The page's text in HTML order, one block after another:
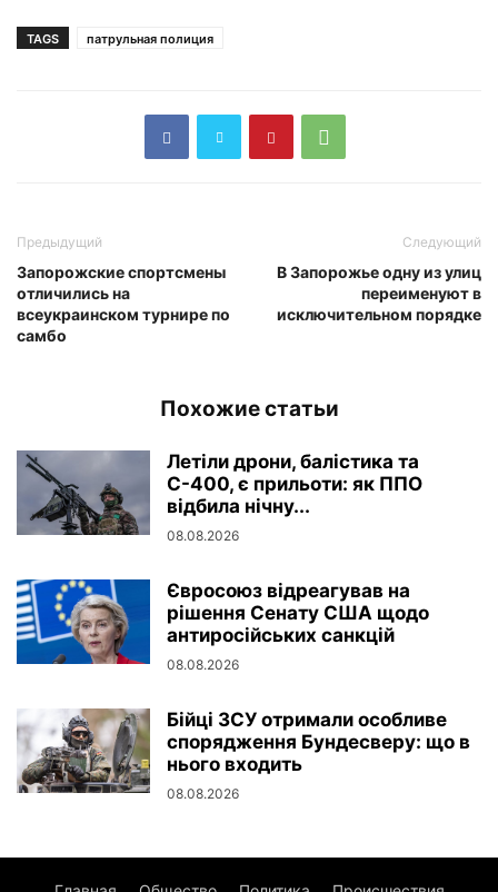
TAGS патрульная полиция
Предыдущий
Запорожские спортсмены
отличились на
всеукраинском турнире по
самбо
Следующий
В Запорожье одну из улиц
переименуют в
исключительном порядке
Похожие статьи
Летіли дрони, балістика та
С-400, є прильоти: як ППО
відбила нічну...
08.08.2026
Євросоюз відреагував на
рішення Сенату США щодо
антиросійських санкцій
08.08.2026
Бійці ЗСУ отримали особливе
спорядження Бундесверу: що в
нього входить
08.08.2026